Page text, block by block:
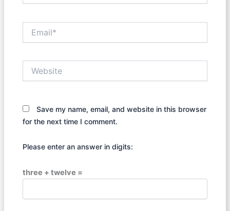
Save my name, email, and website in this browser
for the next time I comment.
Please enter an answer in digits:
three + twelve =